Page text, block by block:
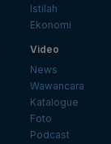
Istilah
Ekonomi
Video
News
Wawancara
Katalogue
Foto
Podcast